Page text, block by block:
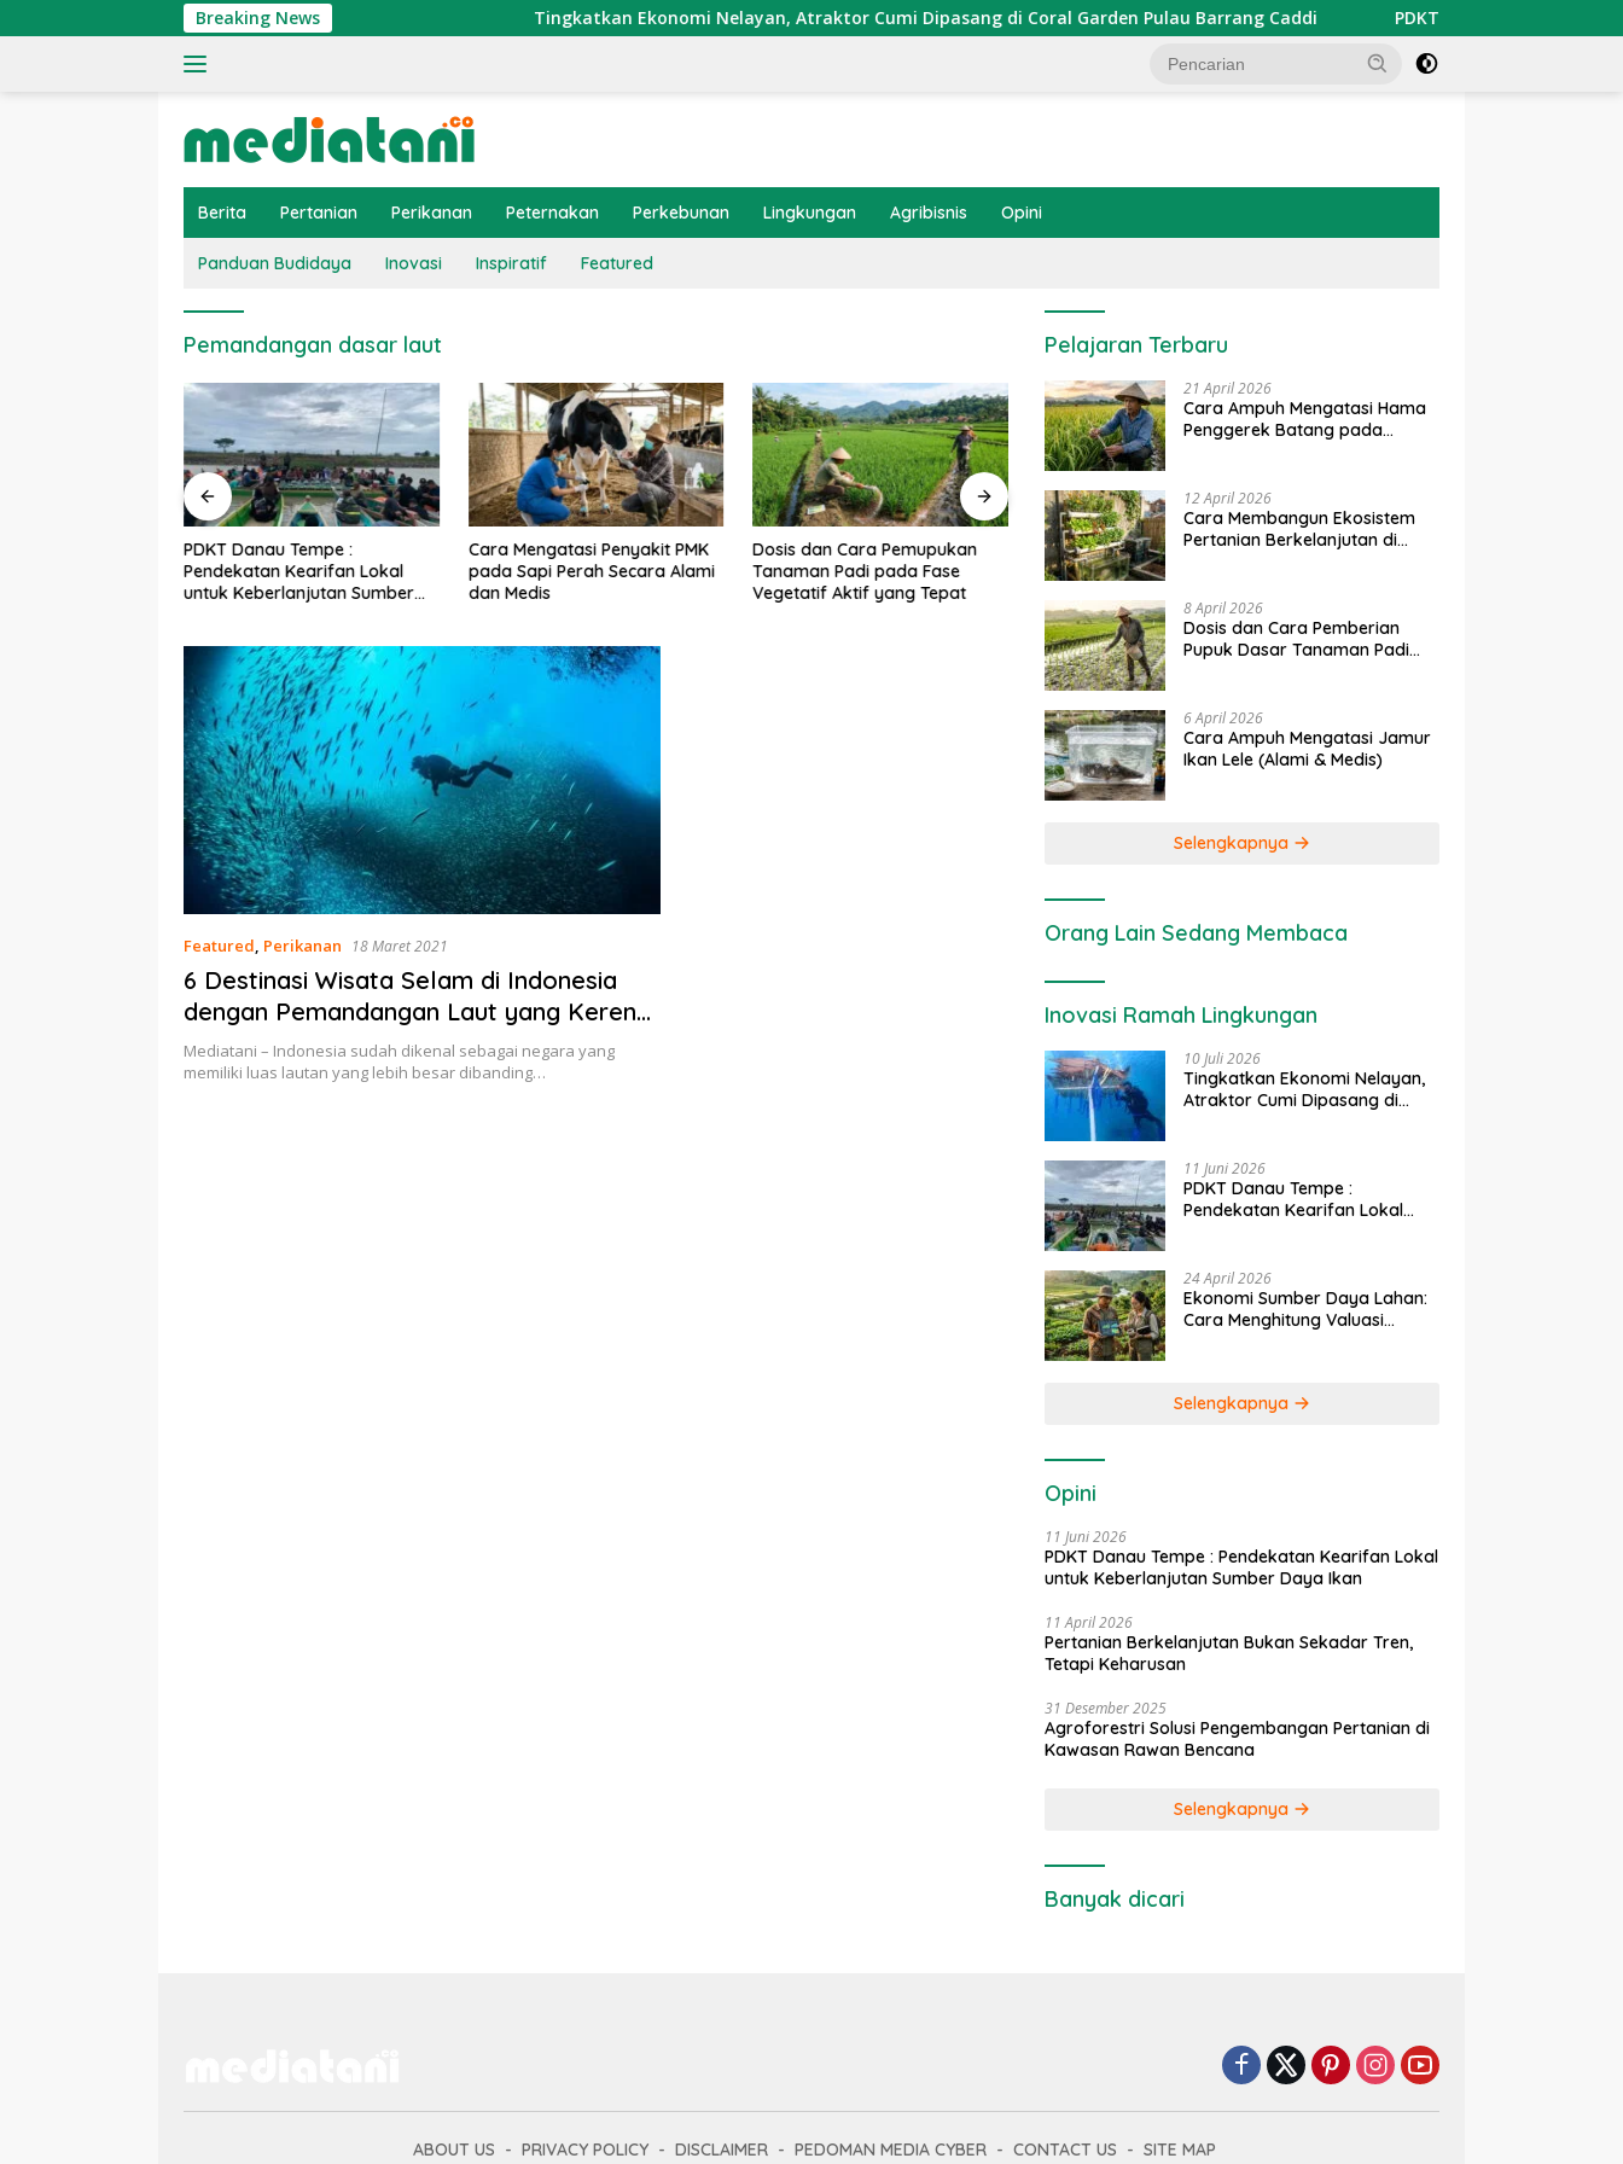
ke
Breaking News Tingkatkan Ekonomi Nelayan, Atraktor Cumi Dipasang di Coral Garden Pulau Barrang Caddi PDKT Danau Tempe :
Berita Pertanian Perikanan Peternakan Perkebunan Lingkungan Agribisnis Opini
Panduan Budidaya Inovasi Inspiratif Featured
Pemandangan dasar laut
PDKT Danau Tempe :
Pendekatan Kearifan Lokal
untuk Keberlanjutan Sumber
Cara Mengatasi Penyakit PMK
pada Sapi Perah Secara Alami
dan Medis
Dosis dan Cara Pemupukan
Tanaman Padi pada Fase
Vegetatif Aktif yang Tepat
Penerapan IoT dalam
Pertanian Modern di Indonesia
Ekonomi Sumber Daya Lahan:
Featured, Perikanan 18 Maret 2021
6 Destinasi Wisata Selam di Indonesia
dengan Pemandangan Laut yang Keren
Maksimal
Mediatani – Indonesia sudah dikenal sebagai negara yang
memiliki luas lautan yang lebih besar dibanding…
Pelajaran Terbaru
21 April 2026
Cara Ampuh Mengatasi Hama
Penggerek Batang pada
12 April 2026
Cara Membangun Ekosistem
Pertanian Berkelanjutan di
8 April 2026
Dosis dan Cara Pemberian
Pupuk Dasar Tanaman Padi
6 April 2026
Cara Ampuh Mengatasi Jamur
Ikan Lele (Alami & Medis)
Selengkapnya
Orang Lain Sedang Membaca
Inovasi Ramah Lingkungan
10 Juli 2026
Tingkatkan Ekonomi Nelayan,
Atraktor Cumi Dipasang di
11 Juni 2026
PDKT Danau Tempe :
Pendekatan Kearifan Lokal
24 April 2026
Ekonomi Sumber Daya Lahan:
Cara Menghitung Valuasi
Selengkapnya
Opini
11 Juni 2026
PDKT Danau Tempe : Pendekatan Kearifan Lokal
untuk Keberlanjutan Sumber Daya Ikan
11 April 2026
Pertanian Berkelanjutan Bukan Sekadar Tren,
Tetapi Keharusan
31 Desember 2025
Agroforestri Solusi Pengembangan Pertanian di
Kawasan Rawan Bencana
Selengkapnya
Banyak dicari
ABOUT US PRIVACY POLICY DISCLAIMER PEDOMAN MEDIA CYBER CONTACT US SITE MAP